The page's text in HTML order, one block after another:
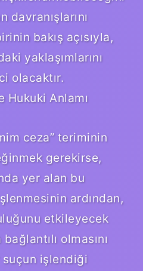
davranışlarını
bakış açısıyla,
yaklaşımlarını
olacaktır.
Hukuki Anlamı
ceza” teriminin
gerekirse,
yer alan bu
ardından,
etkileyecek
olmasını
işlendiği